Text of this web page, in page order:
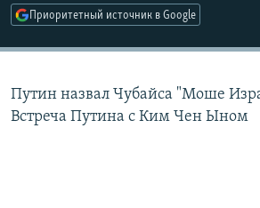
Приоритетный источник в Google
Путин назвал Чубайса "Моше
Встреча Путина с Ким Чен Ыном